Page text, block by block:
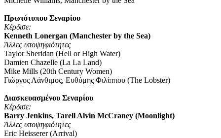
Πρωτότυπου Σεναρίου
Κέρδισε:
Kenneth Lonergan (Manchester by the Sea)
Άλλες υποψηφιότητες
Taylor Sheridan (Hell or High Water)
Damien Chazelle (La La Land)
Mike Mills (20th Century Women)
Γιώργος Λάνθιμος, Ευθύμης Φιλίππου (The Lobster)
Διασκευασμένου Σεναρίου
Κέρδισε:
Barry Jenkins, Tarell Alvin McCraney (Moonlight)
Άλλες υποψηφιότητες
Eric Heisserer (Arrival)